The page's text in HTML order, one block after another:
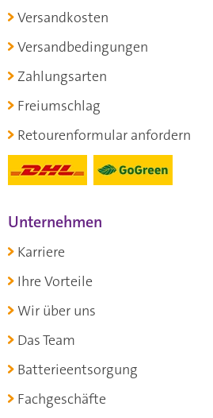
Versandkosten
Versandbedingungen
Zahlungsarten
Freiumschlag
Retourenformular anfordern
Unternehmen
Karriere
Ihre Vorteile
Wir über uns
Das Team
Batterieentsorgung
Fachgeschäfte